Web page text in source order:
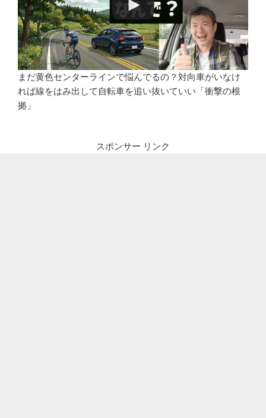
まだ黄色センターラインで悩んでるの？対向車がいなけ
れば線をはみ出して自転車を追い抜いていい「衝撃の根
拠」
スポンサー リンク